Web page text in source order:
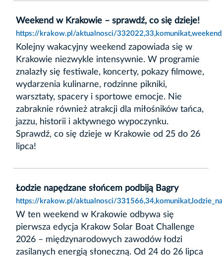
Weekend w Krakowie – sprawdź, co się dzieje!
https://krakow.pl/aktualnosci/
Kolejny wakacyjny weekend zapowiada się w
Krakowie niezwykle intensywnie. W programie
znalazły się festiwale, koncerty, pokazy filmowe,
wydarzenia kulinarne, rodzinne pikniki,
warsztaty, spacery i sportowe emocje. Nie
zabraknie również atrakcji dla miłośników tańca,
jazzu, historii i aktywnego wypoczynku.
Sprawdź, co się dzieje w Krakowie od 25 do 26
lipca!
Łodzie napędzane słońcem podbiją Bagry
https://krakow.pl/aktualnosci/
W ten weekend w Krakowie odbywa się
pierwsza edycja Krakow Solar Boat Challenge
2026 – międzynarodowych zawodów łodzi
zasilanych energią słoneczną. Od 24 do 26 lipca